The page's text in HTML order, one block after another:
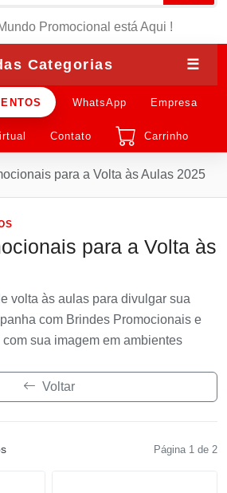
Promocional está Aqui !
Categorias ☰
WhatsApp Empresa
Contato Carrinho
para a Volta às Aulas 2025
para a Volta às
volta às aulas para divulgar sua
com Brindes Promocionais e
sua imagem em ambientes
Voltar
Página 1 de 2